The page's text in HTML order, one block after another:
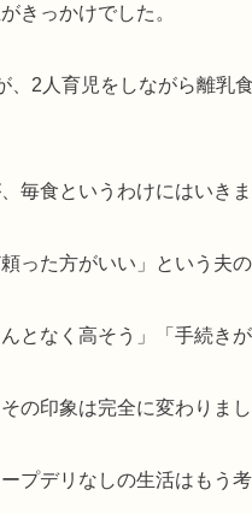
きっかけでした。
、2人育児をしながら離乳
毎食というわけにはいきま
った方がいい」という夫
となく高そう」「手続き
の印象は完全に変わりまし
プデリなしの生活はもう考